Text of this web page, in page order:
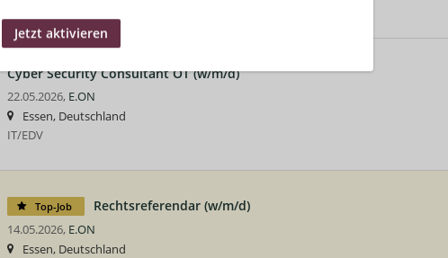
Cyber Security Consultant OT (w/m/d)
22.05.2026, E.ON
Essen, Deutschland
IT/EDV
Top-Job Rechtsreferendar (w/m/d)
14.05.2026, E.ON
Essen, Deutschland